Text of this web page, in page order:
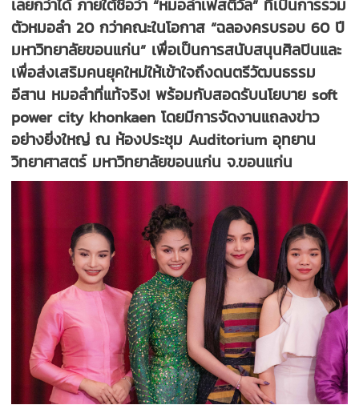
เลยก็ว่าได้ ภายใต้ชื่อว่า “หมอลำเฟสติวัล” ที่เป็นการรวม
ตัวหมอลำ 20 กว่าคณะในโอกาส “ฉลองครบรอบ 60 ปี
มหาวิทยาลัยขอนแก่น” เพื่อเป็นการสนับสนุนศิลปินและ
เพื่อส่งเสริมคนยุคใหม่ให้เข้าใจถึงดนตรีวัฒนธรรม
อีสาน หมอลำที่แท้จริง! พร้อมกับสอดรับนโยบาย soft
power city khonkaen โดยมีการจัดงานแถลงข่าว
อย่างยิ่งใหญ่ ณ ห้องประชุม Auditorium อุทยาน
วิทยาศาสตร์ มหาวิทยาลัยขอนแก่น จ.ขอนแก่น